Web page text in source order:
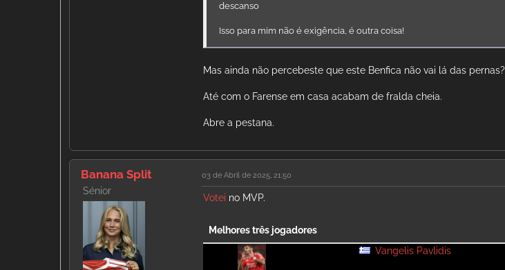
descanso
Isso para mim não é exigência, é outra coisa!
Mas ainda não percebeste que este Benfica não vai lá das pernas?
Até com o Farense em casa acabam de fralda cheia.
Abre a pestana.
Banana Split
Sénior
03 de Abril de 2025, 21:50
Votei no MVP.
Melhores três jogadores
Vangelis Pavlidis